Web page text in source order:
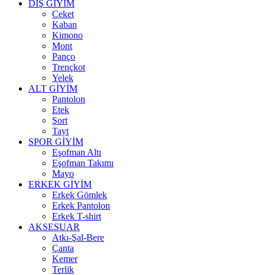
DIŞ GİYİM
Ceket
Kaban
Kimono
Mont
Panço
Trençkot
Yelek
ALT GİYİM
Pantolon
Etek
Şort
Tayt
SPOR GİYİM
Eşofman Altı
Eşofman Takımı
Mayo
ERKEK GİYİM
Erkek Gömlek
Erkek Pantolon
Erkek T-shirt
AKSESUAR
Atkı-Şal-Bere
Çanta
Kemer
Terlik